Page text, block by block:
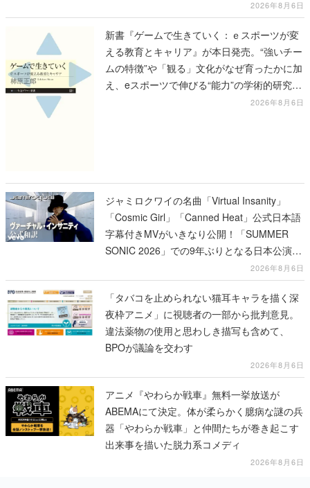
イキック5』『ピンボ』など、新たに12タイ
トルの収録が発表
2026年8月6日
新書『ゲームで生きていく：ｅスポーツが変
える教育とキャリア』が本日発売。“強いチー
ムの特徴”や「観る」文化がなぜ育ったかに加
え、eスポーツで伸びる“能力”の学術的研究も
2026年8月6日
ジャミロクワイの名曲「Virtual Insanity」
「Cosmic Girl」「Canned Heat」公式日本語
字幕付きMVがいきなり公開！「SUMMER
SONIC 2026」での9年ぶりとなる日本公演を
2026年8月6日
「タバコを止められない猫耳キャラを描く深
夜枠アニメ」に視聴者の一部から批判意見。
違法薬物の使用と思わしき描写も含めて、
BPOが議論を交わす
2026年8月6日
アニメ『やわらか戦車』無料一挙放送が
ABEMAにて決定。体が柔らかく臆病な謎の兵
器「やわらか戦車」と仲間たちが巻き起こす
出来事を描いた脱力系コメディ
2026年8月6日